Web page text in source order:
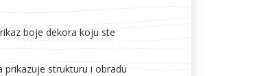
boje dekora koju ste
prikazuje strukturu i obradu